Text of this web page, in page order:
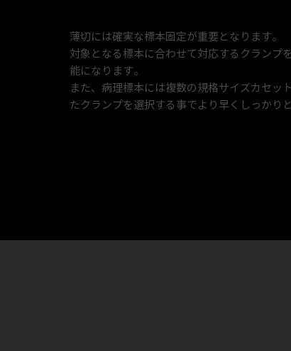
薄切には確実な標本固定が重要となります。
対象となる標本に合わせて対応するクランプ
能になります。
また、病理標本には複数の規格サイズカセッ
たクランプを選択する事でより早くしっかり